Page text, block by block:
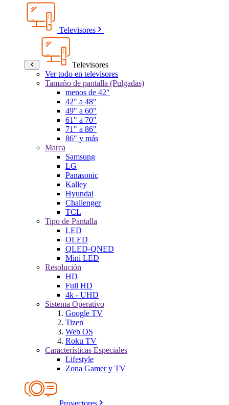
Televisores
Televisores
Ver todo en televisores
Tamaño de pantalla (Pulgadas)
menos de 42"
42" a 48"
49" a 60"
61" a 70"
71" a 86"
86" y más
Marca
Samsung
LG
Panasonic
Kalley
Hyundai
Challenger
TCL
Tipo de Pantalla
LED
OLED
QLED-QNED
Mini LED
Resolución
HD
Full HD
4k - UHD
Sistema Operativo
Google TV
Tizen
Web OS
Roku TV
Características Especiales
Lifestyle
Zona Gamer y TV
Proyectores